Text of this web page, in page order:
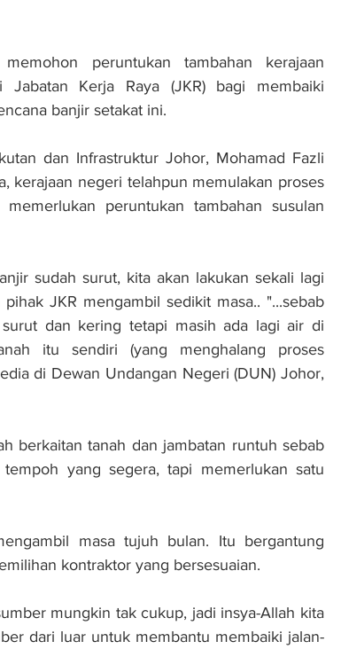
peruntukan tambahan kerajaan
Jabatan Kerja Raya (JKR) bagi membaiki
banjir setakat ini.
dan Infrastruktur Johor, Mohamad Fazli
kerajaan negeri telahpun memulakan proses
peruntukan tambahan susulan
sudah surut, kita akan lakukan sekali lagi
JKR mengambil sedikit masa.. "...sebab
dan kering tetapi masih ada lagi air di
itu sendiri (yang menghalang proses
di Dewan Undangan Negeri (DUN) Johor,
berkaitan tanah dan jambatan runtuh sebab
yang segera, tapi memerlukan satu
masa tujuh bulan. Itu bergantung
kontraktor yang bersesuaian.
mungkin tak cukup, jadi insya-Allah kita
dari luar untuk membantu membaiki jalan-